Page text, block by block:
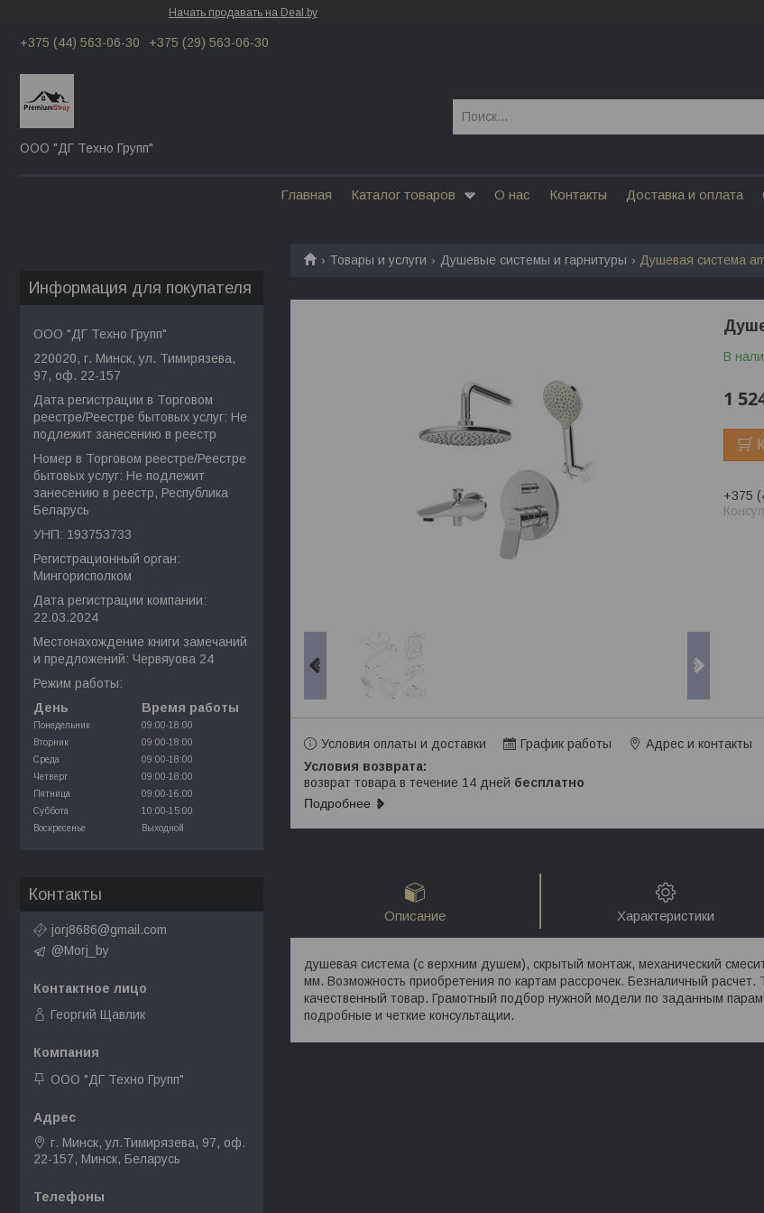
Начать продавать на Deal.by
+375 (44) 563-06-30 +375 (29) 563-06-30
ООО "ДГ Техно Групп"
Главная Каталог товаров О нас Контакты Доставка и оплата
Товары и услуги Душевые системы и гарнитуры Душевая система
В
1
+375
Условия оплаты и доставки График работы Адрес и контакты
возврат товара в течение 14 дней бесплатно
Подробнее
Описание Характеристики
душевая система (с верхним душем), скрытый монтаж, механический
мм. Возможность приобретения по картам рассрочек. Безналичный
качественный товар. Грамотный подбор нужной модели по заданным
подробные и четкие консультации.
Информация для покупателя
ООО "ДГ Техно Групп"
220020, г. Минск, ул. Тимирязева,
97, оф. 22-157
Дата регистрации в Торговом
реестре/Реестре бытовых услуг: Не
подлежит занесению в реестр
Номер в Торговом реестре/Реестре
бытовых услуг: Не подлежит
занесению в реестр, Республика
Беларусь
УНП: 193753733
Регистрационный орган:
Мингорисполком
Дата регистрации компании:
22.03.2024
Местонахождение книги замечаний
и предложений: Червяуова 24
Режим работы:
День
Время работы
Понедельник
09:00-18:00
Вторник
09:00-18:00
Среда
09:00-18:00
Четверг
09:00-18:00
Пятница
09:00-16:00
Суббота
10:00-15:00
Воскресенье
Выходной
Контакты
jorj8686@gmail.com
@Morj_by
Георгий Щавлик
ООО "ДГ Техно Групп"
г. Минск, ул.Тимирязева, 97, оф.
22-157, Минск, Беларусь